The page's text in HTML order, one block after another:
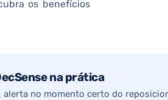
os benefícios
na prática
no momento certo do